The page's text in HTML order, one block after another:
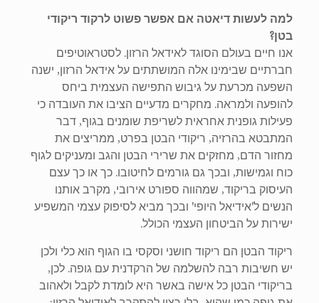
למה לעשות דיאטה אם אפשר פשוט לרקוד ריקודי
בטן?
אנו חיים בעולם הסוגד לאידאל הרזון. לסטראוטיפים
חברתיים שבימינו אלה המושתתים על אידאל הרזון, ישנה
השפעה מכרעת על גיבוש התפישה העצמית ביחס
להופעה ולמראה. מחקרים מדעיים הציבו את העובדה כי
פעילות גופנית אחראית לשריפת שומנים בגוף, דבר
המתבטא בהרזיה, ריקודי הבטן בפרט, ממריצים את
מחזור הדם, מחזקים את שרירי הבטן והגב ומעניקים לגוף
כוח וגמישות, ובכך גם גורמים לחיטובו. כך או כך עצם
העיסוק בריקוד, שמהווה ספורט אירובי, מקרב אותנו
הנשים ל'אידיאל היופי' ובכך מביא לסיפוק עצמי המשפיע
ישירות על הביטחון העצמי הכולל.
ריקוד הבטן הם ריקוד חושני וסקסי בו הגוף הוא כלי ולכן
יש חשיבות רבה להשלמה של הרקדנית עם גופה. לכן,
בריקודי הבטן כל אישה באשר היא לומדת לקבל ולאהוב